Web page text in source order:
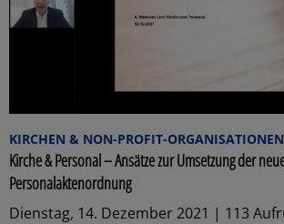
KIRCHEN & NON-PROFIT-ORGANISATIONEN
Kirche & Personal – Ansätze zur Umsetzung der
Personalaktenordnung
Dienstag, 14. Dezember 2021 | 113